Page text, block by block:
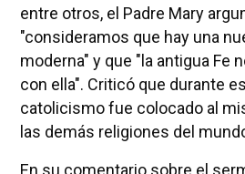
entre otros, el Padre Mary
"consideramos que hay una
moderna" y que "la antigua Fe
con ella". Criticó que durante
catolicismo fue colocado al
las demás religiones del
En su comentario sobre el